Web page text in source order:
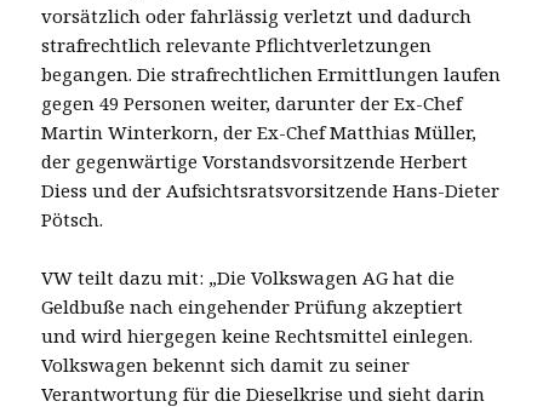
vorsätzlich oder fahrlässig verletzt und dadurch
strafrechtlich relevante Pflichtverletzungen
begangen. Die strafrechtlichen Ermittlungen laufen
gegen 49 Personen weiter, darunter der Ex-Chef
Martin Winterkorn, der Ex-Chef Matthias Müller,
der gegenwärtige Vorstandsvorsitzende Herbert
Diess und der Aufsichtsratsvorsitzende Hans-Dieter
Pötsch.
VW teilt dazu mit: „Die Volkswagen AG hat die
Geldbuße nach eingehender Prüfung akzeptiert
und wird hiergegen keine Rechtsmittel einlegen.
Volkswagen bekennt sich damit zu seiner
Verantwortung für die Dieselkrise und sieht darin